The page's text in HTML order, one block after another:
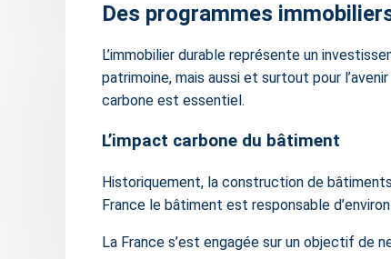
Des programmes
L’immobilier durable représente un
patrimoine, mais aussi et surtout pour
carbone est essentiel.
L’impact carbone du bâtiment
Historiquement, la construction de
France le bâtiment est responsable
La France s’est engagée sur un objectif de